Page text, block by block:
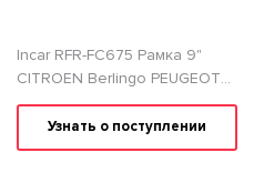
Incar RFR-FC675 Рамка 9"
CITROEN Berlingo PEUGEOT
Partner 2008+
Узнать о поступлении